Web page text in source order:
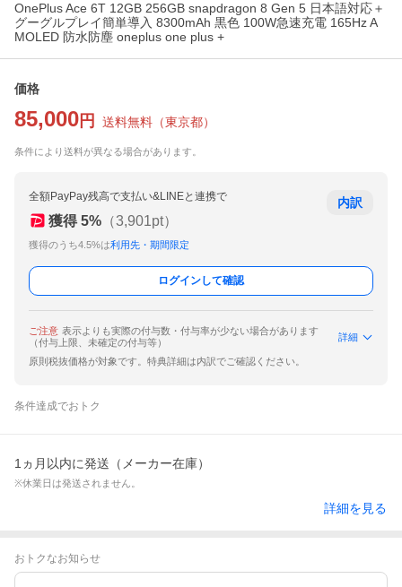
OnePlus Ace 6T 12GB 256GB snapdragon 8 Gen 5 日本語対応＋
グーグルプレイ簡単導入 8300mAh 黒色 100W急速充電 165Hz A
MOLED 防水防塵 oneplus one plus +
価格
85,000 円 送料無料 （東京都）
条件により送料が異なる場合があります。
全額PayPay残高で支払い&LINEと連携で
獲得 5% （3,901pt）
獲得のうち4.5%は利用先・期間限定
内訳
ログインして確認
ご注意 表示よりも実際の付与数・付与率が少ない場合があります
（付与上限、未確定の付与等）
詳細
原則税抜価格が対象です。特典詳細は内訳でご確認ください。
条件達成でおトク
1ヵ月以内に発送（メーカー在庫）
※休業日は発送されません。
詳細を見る
おトクなお知らせ